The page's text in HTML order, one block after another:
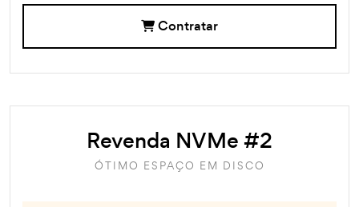
Contratar
Revenda NVMe #2
ÓTIMO ESPAÇO EM DISCO